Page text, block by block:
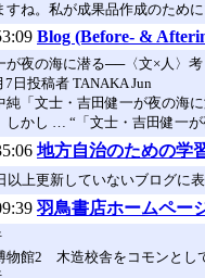
すね。私が成果品作成のため
Blog (Before- &
が夜の海に潜る──〈文×人〉考
日投稿者 TANAKA Jun
純「文士・吉田健一が夜の海
かし … “「文士・吉田健一
地方自治のための学
以上更新していないブログに表
羽鳥書店ホームペー
物館2 木造校舎をコモンとし